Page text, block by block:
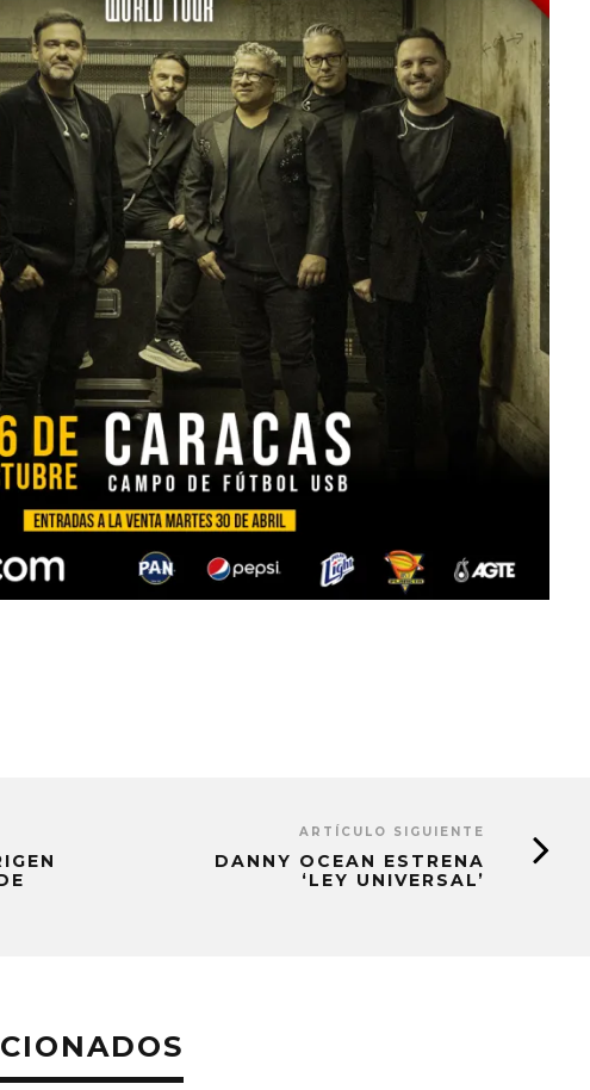
ARTÍCULO SIGUIENTE
DANNY OCEAN ESTRENA
‘LEY UNIVERSAL’